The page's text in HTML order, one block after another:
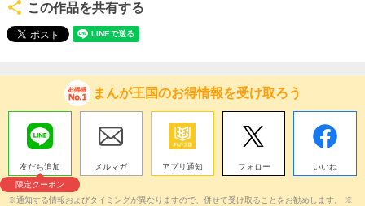
この作品を共有する
まんが王国のお得情報を受け取ろう
友だち追加
限定クーポン
メルマガ アプリ通知 フォロー いいね
※通知する情報およびタイミングが異なりますので、併せて受け取ることをお勧めします。 ※